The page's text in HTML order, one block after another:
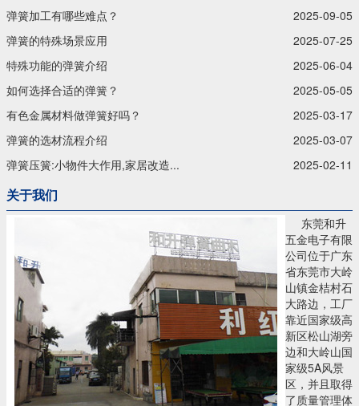
弹簧加工有哪些难点？
2025-09-05
弹簧的特殊场景应用
2025-07-25
特殊功能的弹簧介绍
2025-06-04
如何选择合适的弹簧？
2025-05-05
有色金属材料做弹簧好吗？
2025-03-17
弹簧的选材流程介绍
2025-03-07
弹簧压簧:小物件大作用,家居改造...
2025-02-11
关于我们
东莞和升
五金电子有限
公司位于广东
省东莞市大岭
山镇金桔村石
大路边，工厂
靠近国家级高
新区松山湖旁
边和大岭山国
家级5A风景
区，并且取得
了质量管理体